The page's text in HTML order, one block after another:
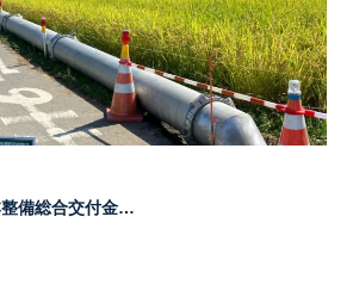
備総合交付金…